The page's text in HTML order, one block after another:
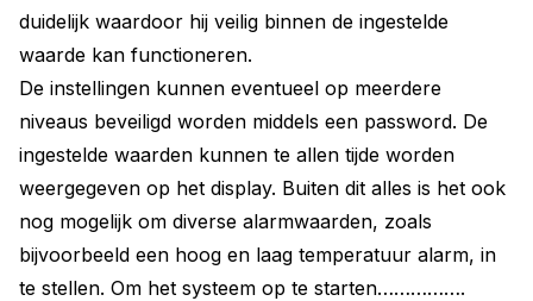
duidelijk waardoor hij veilig binnen de ingestelde
waarde kan functioneren.
De instellingen kunnen eventueel op meerdere
niveaus beveiligd worden middels een password. De
ingestelde waarden kunnen te allen tijde worden
weergegeven op het display. Buiten dit alles is het ook
nog mogelijk om diverse alarmwaarden, zoals
bijvoorbeeld een hoog en laag temperatuur alarm, in
te stellen. Om het systeem op te starten…………….